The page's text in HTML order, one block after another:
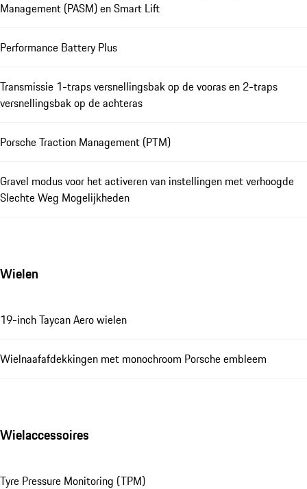
Management (PASM) en Smart Lift
Performance Battery Plus
Transmissie 1-traps versnellingsbak op de vooras en 2-traps
versnellingsbak op de achteras
Porsche Traction Management (PTM)
Gravel modus voor het activeren van instellingen met verhoogde
Slechte Weg Mogelijkheden
Wielen
19-inch Taycan Aero wielen
Wielnaafafdekkingen met monochroom Porsche embleem
Wielaccessoires
Tyre Pressure Monitoring (TPM)